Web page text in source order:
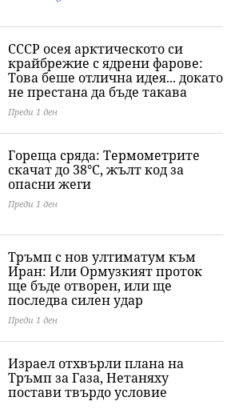
СССР осея арктическото си
крайбрежие с ядрени фарове:
Това беше отлична идея... докато
не престана да бъде такава
Преди 1 ден
Гореща сряда: Термометрите
скачат до 38°C, жълт код за
опасни жеги
Преди 1 ден
Тръмп с нов ултиматум към
Иран: Или Ормузкият проток
ще бъде отворен, или ще
последва силен удар
Преди 1 ден
Израел отхвърли плана на
Тръмп за Газа, Нетаняху
постави твърдо условие